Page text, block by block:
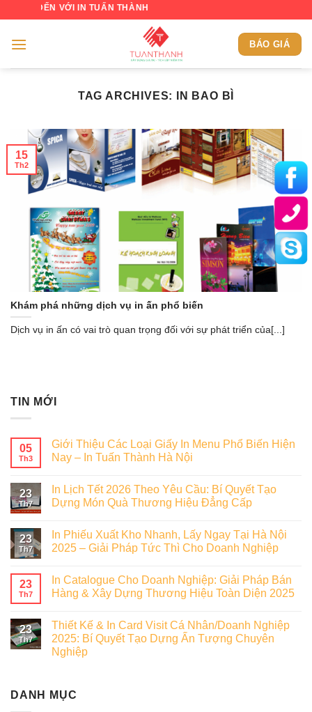
content
ĐẾN VỚI IN TUẤN THÀNH
BÁO GIÁ
TAG ARCHIVES: IN BAO BÌ
Khám phá những dịch vụ in ấn phổ biến
Dịch vụ in ấn có vai trò quan trọng đối với sự phát triển của[...]
15
Th2
TIN MỚI
05
Th3
Giới Thiệu Các Loại Giấy In Menu Phổ Biến Hiện
Nay – In Tuấn Thành Hà Nội
23
Th7
In Lịch Tết 2026 Theo Yêu Cầu: Bí Quyết Tạo
Dựng Món Quà Thương Hiệu Đẳng Cấp
23
Th7
In Phiếu Xuất Kho Nhanh, Lấy Ngay Tại Hà Nội
2025 – Giải Pháp Tức Thì Cho Doanh Nghiệp
23
Th7
In Catalogue Cho Doanh Nghiệp: Giải Pháp Bán
Hàng & Xây Dựng Thương Hiệu Toàn Diện 2025
23
Th7
Thiết Kế & In Card Visit Cá Nhân/Doanh Nghiệp
2025: Bí Quyết Tạo Dựng Ấn Tượng Chuyên
Nghiệp
DANH MỤC